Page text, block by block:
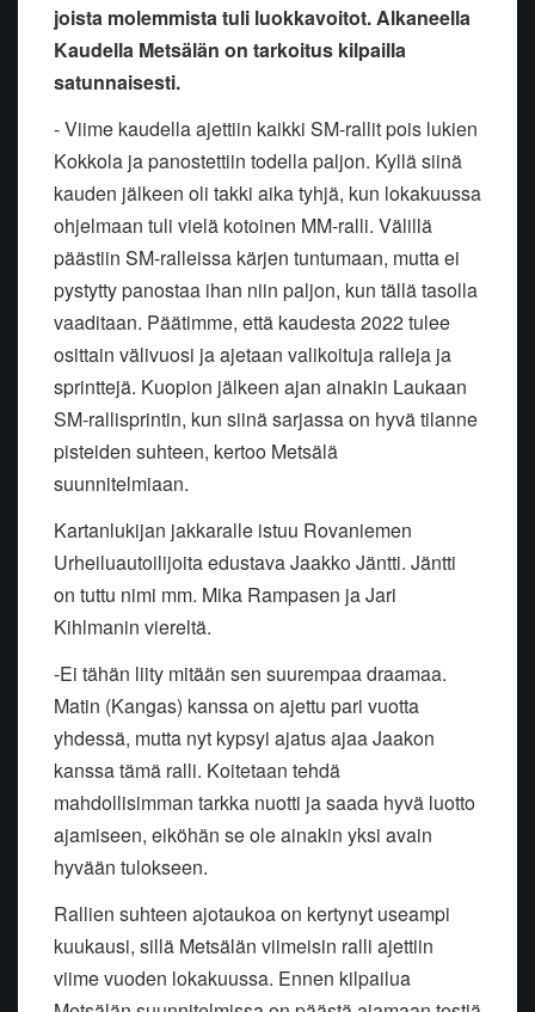
joista molemmista tuli luokkavoitot. Alkaneella
Kaudella Metsälän on tarkoitus kilpailla
satunnaisesti.
- Viime kaudella ajettiin kaikki SM-rallit pois lukien
Kokkola ja panostettiin todella paljon. Kyllä siinä
kauden jälkeen oli takki aika tyhjä, kun lokakuussa
ohjelmaan tuli vielä kotoinen MM-ralli. Välillä
päästiin SM-ralleissa kärjen tuntumaan, mutta ei
pystytty panostaa ihan niin paljon, kun tällä tasolla
vaaditaan. Päätimme, että kaudesta 2022 tulee
osittain välivuosi ja ajetaan valikoituja ralleja ja
sprinttejä. Kuopion jälkeen ajan ainakin Laukaan
SM-rallisprintin, kun siinä sarjassa on hyvä tilanne
pisteiden suhteen, kertoo Metsälä
suunnitelmiaan.
Kartanlukijan jakkaralle istuu Rovaniemen
Urheiluautoilijoita edustava Jaakko Jäntti. Jäntti
on tuttu nimi mm. Mika Rampasen ja Jari
Kihlmanin viereltä.
-Ei tähän liity mitään sen suurempaa draamaa.
Matin (Kangas) kanssa on ajettu pari vuotta
yhdessä, mutta nyt kypsyi ajatus ajaa Jaakon
kanssa tämä ralli. Koitetaan tehdä
mahdollisimman tarkka nuotti ja saada hyvä luotto
ajamiseen, eiköhän se ole ainakin yksi avain
hyvään tulokseen.
Rallien suhteen ajotaukoa on kertynyt useampi
kuukausi, sillä Metsälän viimeisin ralli ajettiin
viime vuoden lokakuussa. Ennen kilpailua